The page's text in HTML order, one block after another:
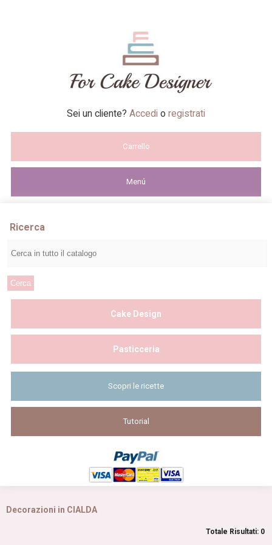
Sei un cliente? Accedi o registrati
Carrello
Menú
Ricerca
Cake Design
Pasticceria
Scopri le ricette
Tutorial
Decorazioni in CIALDA
Totale Risultati: 0